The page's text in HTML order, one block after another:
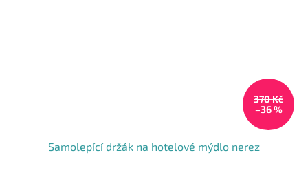
370 Kč
–36 %
Samolepící držák na hotelové mýdlo nerez